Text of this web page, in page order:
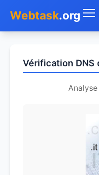
Webtask.org
Whois
Vérification DNS